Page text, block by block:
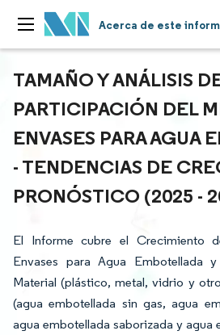
Acerca de este
TAMAÑO Y ANÁLISIS
PARTICIPACIÓN DEL
ENVASES PARA AGUA
- TENDENCIAS DE
PRONÓSTICO (2025 -
El Informe cubre el Crecimiento
Envases para Agua Embotellada
Material (plástico, metal, vidrio y
(agua embotellada sin gas, agua
agua embotellada saborizada y agua